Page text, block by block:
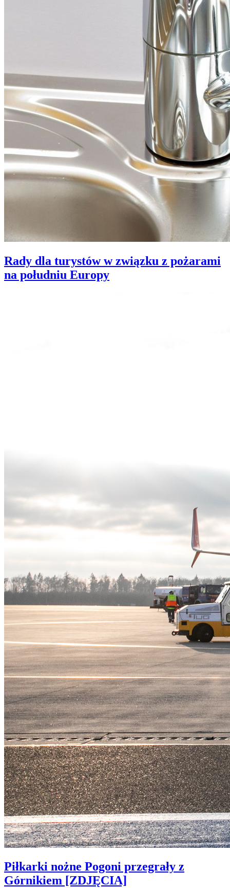
Rady dla turystów w związku z pożarami
na południu Europy
Piłkarki nożne Pogoni przegrały z
Górnikiem [ZDJĘCIA]